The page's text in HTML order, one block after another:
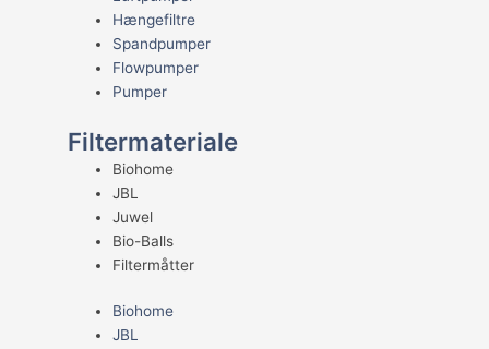
Hængefiltre
Spandpumper
Flowpumper
Pumper
Filtermateriale
Biohome
JBL
Juwel
Bio-Balls
Filtermåtter
Biohome
JBL